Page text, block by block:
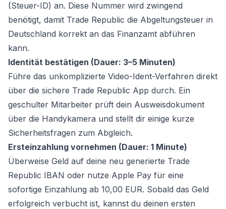
(Steuer-ID) an. Diese Nummer wird zwingend
benötigt, damit Trade Republic die Abgeltungsteuer in
Deutschland korrekt an das Finanzamt abführen
kann.
Identität bestätigen (Dauer: 3–5 Minuten)
Führe das unkomplizierte Video-Ident-Verfahren direkt
über die sichere Trade Republic App durch. Ein
geschulter Mitarbeiter prüft dein Ausweisdokument
über die Handykamera und stellt dir einige kurze
Sicherheitsfragen zum Abgleich.
Ersteinzahlung vornehmen (Dauer: 1 Minute)
Überweise Geld auf deine neu generierte Trade
Republic IBAN oder nutze Apple Pay für eine
sofortige Einzahlung ab 10,00 EUR. Sobald das Geld
erfolgreich verbucht ist, kannst du deinen ersten